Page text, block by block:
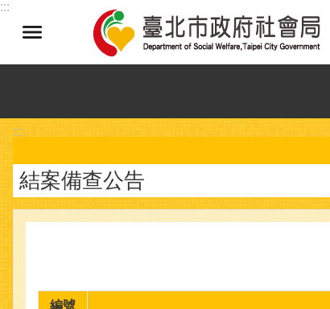
跳到主要內容區塊
:::
:::
結案備查公告
編號